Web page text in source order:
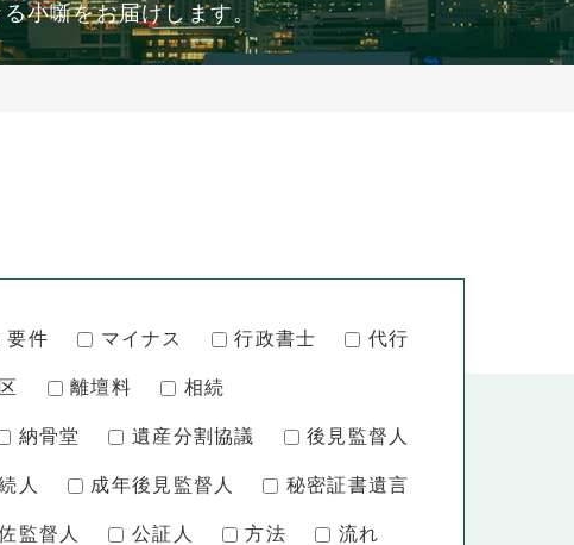
小噺をお届けします。
要件 マイナス 行政書士 代行
離壇料 相続
納骨堂 遺産分割協議 後見監督人
人 成年後見監督人 秘密証書遺言
監督人 公証人 方法 流れ